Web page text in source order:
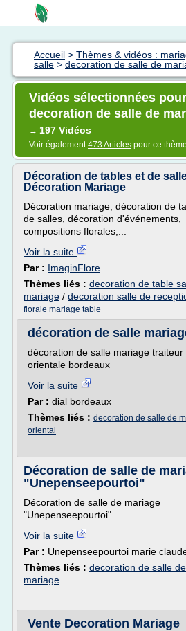
Accueil > Thèmes & vidéos :
salle > decoration de salle de
Vidéos sélectionnées
decoration de salle de
→ 197 Vidéos
Voir également473 Articles pour ce thème
Décoration de tables et de
Décoration Mariage
Décoration mariage, décoration de
de salles, décoration d'événements,
compositions florales,...
Voir la suite
Par : ImaginFlore
Thèmes liés : decoration de table
mariage / decoration salle de
florale mariage table
décoration de salle
décoration de salle mariage traiteur
orientale bordeaux
Voir la suite
Par : dial bordeaux
Thèmes liés : decoration de salle de
oriental
Décoration de salle de
"Unepenseepourtoi"
Décoration de salle de mariage
"Unepenseepourtoi"
Voir la suite
Par : Unepenseepourtoi marie
Thèmes liés : decoration de salle de
mariage
Vente Decoration Mariage